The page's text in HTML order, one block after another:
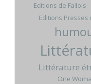
Editions de Fallois
Editions Presses
Littérature
One